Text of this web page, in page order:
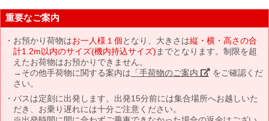
重要なご案内
お預かり荷物はお一人様１個となり、大きさは縦・横・高さの合
計1.2m以内のサイズ(機内持込サイズ) までとなります。制限を超
えたお荷物はお預かりできません。
→その他手荷物に関する案内は 「手荷物のご案内」 をご確認くだ
さい。
バスは定刻に出発します。出発15分前には集合場所へお越しいた
だき、お乗り遅れには十分ご注意ください。